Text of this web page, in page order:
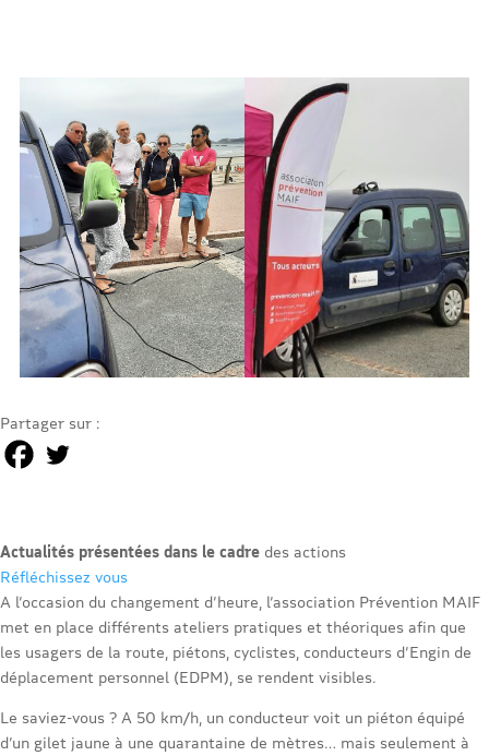
Partager sur :
Actualités présentées dans le cadre des actions
Réfléchissez vous
A l’occasion du changement d’heure, l’association Prévention MAIF
met en place différents ateliers pratiques et théoriques afin que
les usagers de la route, piétons, cyclistes, conducteurs d’Engin de
déplacement personnel (EDPM), se rendent visibles.
Le saviez-vous ? A 50 km/h, un conducteur voit un piéton équipé
d’un gilet jaune à une quarantaine de mètres… mais seulement à